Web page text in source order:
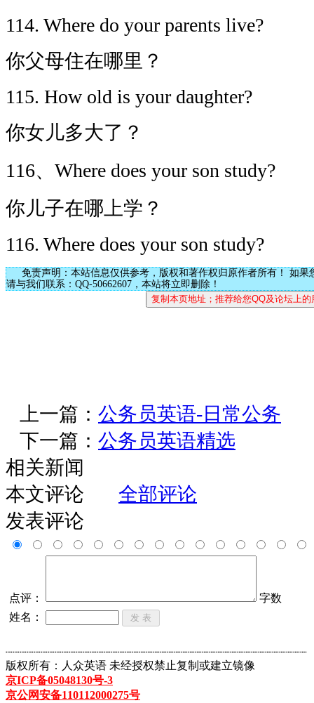
114. Where do your parents live?
你父母住在哪里？
115. How old is your daughter?
你女儿多大了？
116、Where does your son study?
你儿子在哪上学？
116. Where does your son study?
免责声明：本站信息仅供参考，版权和著作权归原作者所有！ 如果
请与我们联系：QQ-50662607，本站将立即删除！
上一篇： 公务员英语-日常公务
下一篇： 公务员英语精选
相关新闻
本文评论
全部评论
发表评论
点评：
字数
姓名：
┈┈┈┈┈┈┈┈┈┈┈┈┈┈┈┈┈┈┈┈┈┈┈┈┈┈┈┈┈┈┈┈┈┈┈┈┈┈┈┈┈┈┈
版权所有：人众英语 未经授权禁止复制或建立镜像
京ICP备05048130号-3
京公网安备110112000275号